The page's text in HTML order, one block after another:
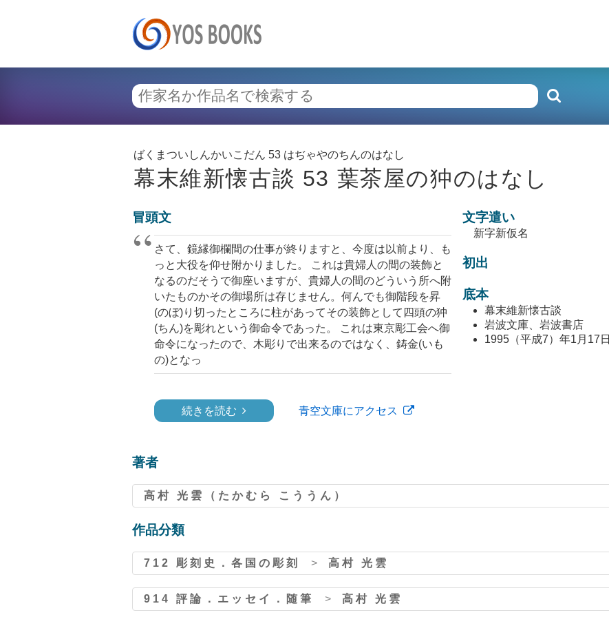
ばくまついしんかいこだん 53 はぢゃやのちんのはなし
幕末維新懐古談 53 葉茶屋の狆のはなし
冒頭文
さて、鏡縁御欄間の仕事が終りますと、今度は以前より、も
っと大役を仰せ附かりました。 これは貴婦人の間の装飾と
なるのだそうで御座いますが、貴婦人の間のどういう所へ附
いたものかその御場所は存じません。何んでも御階段を昇
(のぼ)り切ったところに柱があってその装飾として四頭の狆
(ちん)を彫れという御命令であった。 これは東京彫工会へ御
命令になったので、木彫りで出来るのではなく、鋳金(いも
の)となっ
続きを読む 青空文庫にアクセス
文字遣い
新字新仮名
初出
底本
幕末維新懐古談
岩波文庫、岩波書店
1995（平成7）年1月17日
著者
高村 光雲（たかむら こううん）
作品分類
712 彫刻史．各国の彫刻 > 高村 光雲
914 評論．エッセイ．随筆 > 高村 光雲